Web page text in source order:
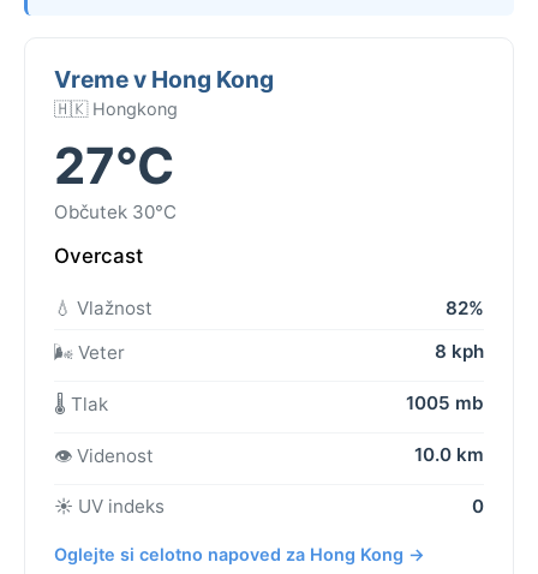
Vreme v Hong Kong
🇭🇰 Hongkong
27°C
Občutek 30°C
Overcast
💧 Vlažnost
82%
🌬️ Veter
8 kph
🌡️ Tlak 1005 mb
👁️ Videnost 10.0 km
☀️ UV indeks 0
Oglejte si celotno napoved za Hong Kong →